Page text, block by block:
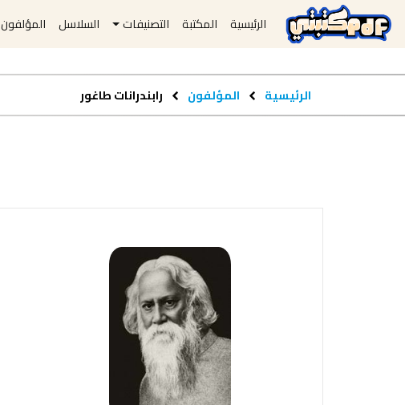
الرئيسية المكتبة التصنيفات السلاسل المؤلفون
الرئيسية المؤلفون رابندرانات طاغور